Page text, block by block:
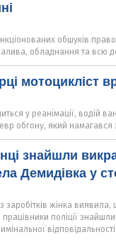
обшуків
обладнання та всю
мотоцикліст
у реанімації, водій
обгону, який намагався
знайшли
Демидівка у
заробітків жінка
поліції